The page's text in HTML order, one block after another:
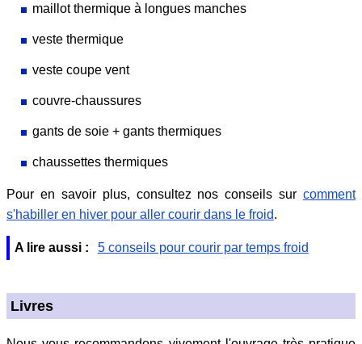
maillot thermique à longues manches
veste thermique
veste coupe vent
couvre-chaussures
gants de soie + gants thermiques
chaussettes thermiques
Pour en savoir plus, consultez nos conseils sur comment
s'habiller en hiver pour aller courir dans le froid.
A lire aussi : 5 conseils pour courir par temps froid
Livres